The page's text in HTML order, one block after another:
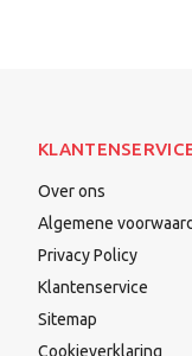
Over ons
Algemene
Privacy Policy
Klantenservice
Sitemap
Cookieverklaring